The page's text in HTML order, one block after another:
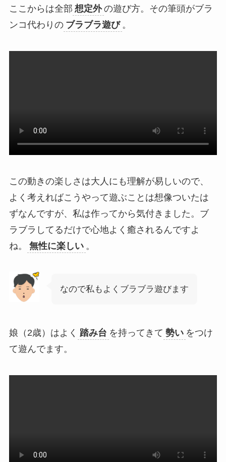
ここからは全部 想定外 の遊び方。その筆頭がブラ
ンコ代わりの ブラブラ遊び 。
この動きの楽しさは大人にも理解が易しいので、
よく考えればこうやって遊ぶことは想像ついたは
ずなんですが、私は作ってから気付きました。ブ
ラブラしてるだけで心地よく癒されるんですよ
ね。
無性に楽しい 。
なので私もよくブラブラ遊びます
娘（2歳）はよく 踏み台 を持ってきて 勢い をつけ
て遊んでます。